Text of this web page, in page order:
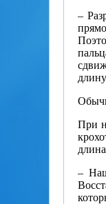
–
При
–